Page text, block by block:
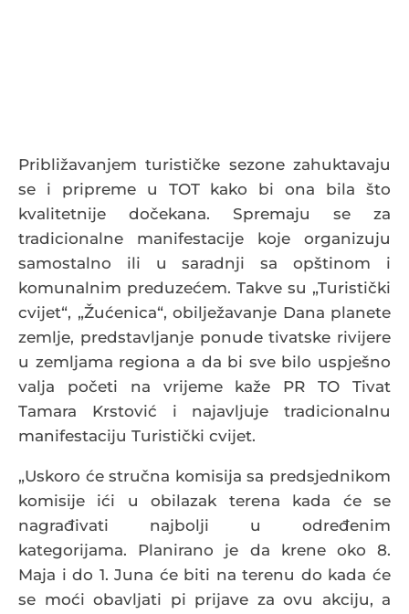
Približavanjem turističke sezone zahuktavaju
se i pripreme u TOT kako bi ona bila što
kvalitetnije dočekana. Spremaju se za
tradicionalne manifestacije koje organizuju
samostalno ili u saradnji sa opštinom i
komunalnim preduzećem. Takve su „Turistički
cvijet“, „Žućenica“, obilježavanje Dana planete
zemlje, predstavljanje ponude tivatske rivijere
u zemljama regiona a da bi sve bilo uspješno
valja početi na vrijeme kaže PR TO Tivat
Tamara Krstović i najavljuje tradicionalnu
manifestaciju Turistički cvijet.
„Uskoro će stručna komisija sa predsjednikom
komisije ići u obilazak terena kada će se
nagrađivati najbolji u određenim
kategorijama. Planirano je da krene oko 8.
Maja i do 1. Juna će biti na terenu do kada će
se moći obavljati pi prijave za ovu akciju, a